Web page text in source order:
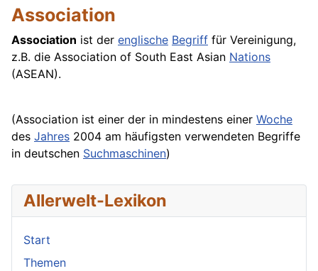
Association
Association ist der englische Begriff für Vereinigung,
z.B. die Association of South East Asian Nations
(ASEAN).
(Association ist einer der in mindestens einer Woche
des Jahres 2004 am häufigsten verwendeten Begriffe
in deutschen Suchmaschinen)
Allerwelt-Lexikon
Start
Themen